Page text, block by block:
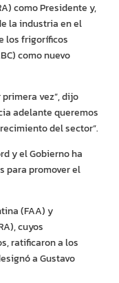
como Presidente y,
la industria en el
los frigoríficos
como nuevo
vez”, dijo
adelante queremos
del sector”.
y el Gobierno ha
para promover el
(FAA) y
cuyos
ratificaron a los
a Gustavo